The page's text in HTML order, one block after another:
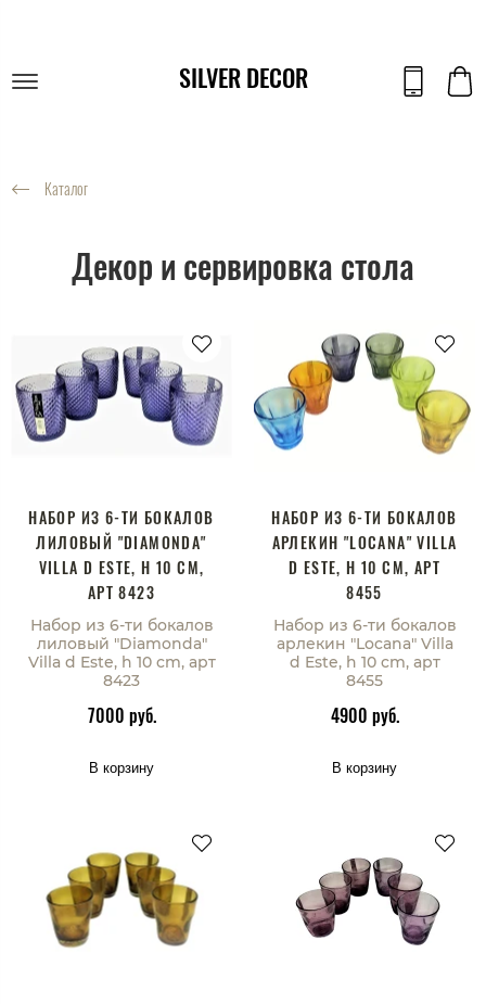
SILVER DECOR
Каталог
Декор и сервировка стола
НАБОР ИЗ 6-ТИ БОКАЛОВ
ЛИЛОВЫЙ "DIAMONDA"
VILLA D ESTE, H 10 CM,
АРТ 8423
Набор из 6-ти бокалов
лиловый "Diamonda"
Villa d Este, h 10 cm, арт
8423
7000 руб.
В корзину
НАБОР ИЗ 6-ТИ БОКАЛОВ
АРЛЕКИН "LOCANA" VILLA
D ESTE, H 10 CM, АРТ
8455
Набор из 6-ти бокалов
арлекин "Locana" Villa
d Este, h 10 cm, арт
8455
4900 руб.
В корзину